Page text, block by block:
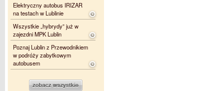
Elektryczny autobus IRIZAR
na testach w Lublinie
Wszystkie „hybrydy” już w
zajezdni MPK Lublin
Poznaj Lublin z Przewodnikiem
w podróży zabytkowym
autobusem